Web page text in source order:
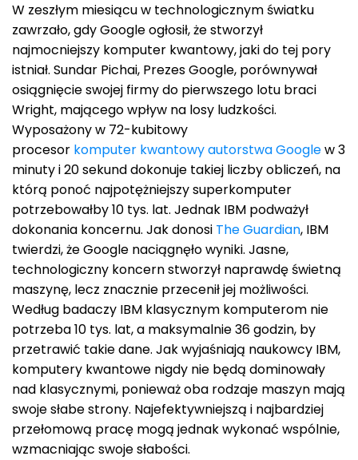
W zeszłym miesiącu w technologicznym światku
zawrzało, gdy Google ogłosił, że stworzył
najmocniejszy komputer kwantowy, jaki do tej pory
istniał. Sundar Pichai, Prezes Google, porównywał
osiągnięcie swojej firmy do pierwszego lotu braci
Wright, mającego wpływ na losy ludzkości.
Wyposażony w 72-kubitowy
procesor komputer kwantowy autorstwa Googlew 3
minuty i 20 sekund dokonuje takiej liczby obliczeń, na
którą ponoć najpotężniejszy superkomputer
potrzebowałby 10 tys. lat. Jednak IBM podważył
dokonania koncernu. Jak donosi The Guardian, IBM
twierdzi, że Google naciągnęło wyniki. Jasne,
technologiczny koncern stworzył naprawdę świetną
maszynę, lecz znacznie przecenił jej możliwości.
Według badaczy IBM klasycznym komputerom nie
potrzeba 10 tys. lat, a maksymalnie 36 godzin, by
przetrawić takie dane. Jak wyjaśniają naukowcy IBM,
komputery kwantowe nigdy nie będą dominowały
nad klasycznymi, ponieważ oba rodzaje maszyn mają
swoje słabe strony. Najefektywniejszą i najbardziej
przełomową pracę mogą jednak wykonać wspólnie,
wzmacniając swoje słabości.